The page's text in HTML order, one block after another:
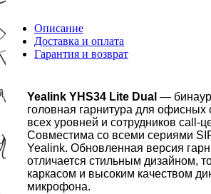
Описание
Доставка и оплата
Гарантия и возврат
Yealink YHS34 Lite Dual —
головная гарнитура для офисных
всех уровней и сотрудников call-
Совместима со всеми сериями
Yealink. Обновленная версия
отличается стильным дизайном,
каркасом и высоким качеством
микрофона.